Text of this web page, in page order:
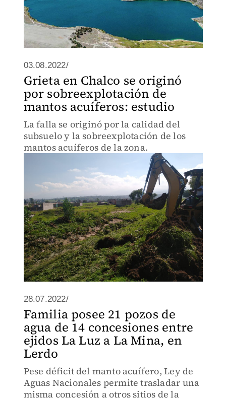
03.08.2022/
Grieta en Chalco se originó
por sobreexplotación de
mantos acuíferos: estudio
La falla se originó por la calidad del
subsuelo y la sobreexplotación de los
mantos acuíferos de la zona.
28.07.2022/
Familia posee 21 pozos de
agua de 14 concesiones entre
ejidos La Luz a La Mina, en
Lerdo
Pese déficit del manto acuífero, Ley de
Aguas Nacionales permite trasladar una
misma concesión a otros sitios de la